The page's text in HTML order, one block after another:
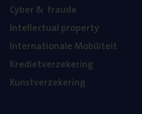
Cyber& fraude
Intel­lec­tu­al property
Inter­na­ti­o­na­le Mobiliteit
Kre­diet­ver­ze­ke­ring
Kunst­ver­ze­ke­ring